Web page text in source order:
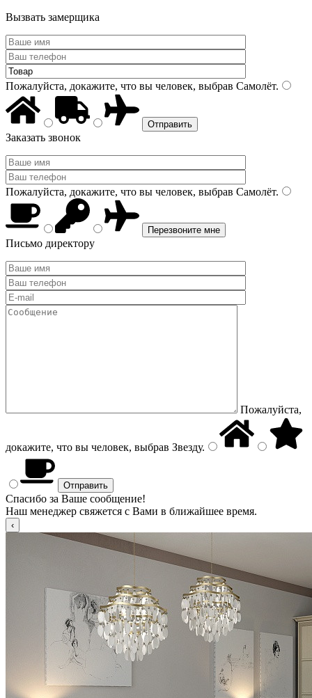
Вызвать замерщика
Пожалуйста, докажите, что вы человек, выбрав Самолёт.
Заказать звонок
Пожалуйста, докажите, что вы человек, выбрав Самолёт.
Письмо директору
Пожалуйста,
докажите, что вы человек, выбрав Звезду.
Спасибо за Ваше сообщение!
Наш менеджер свяжется с Вами в ближайшее время.